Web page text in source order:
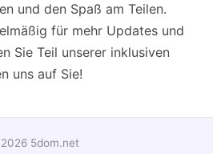
und den Spaß am Teilen.
für mehr Updates und
Sie Teil unserer inklusiven
uns auf Sie!
5dom.net